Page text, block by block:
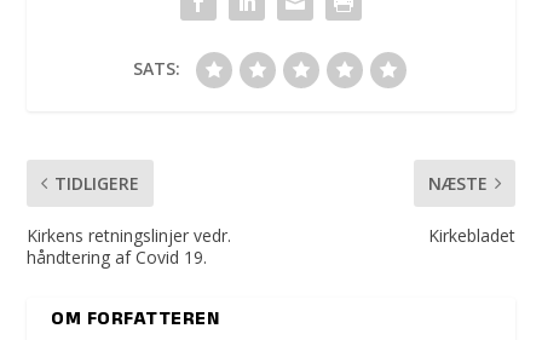
SATS:
TIDLIGERE
Kirkens retningslinjer vedr.
håndtering af Covid 19.
NÆSTE
Kirkebladet
OM FORFATTEREN